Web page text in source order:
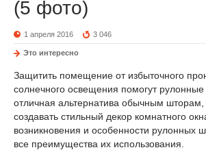
(5 фото)
1 апреля 2016 3 046
Это интересно
Защитить помещение от избыточного
солнечного освещения помогут
отличная альтернатива обычным
создавать стильный декор комнатного
возникновения и особенности рулонных
все преимущества их использования.